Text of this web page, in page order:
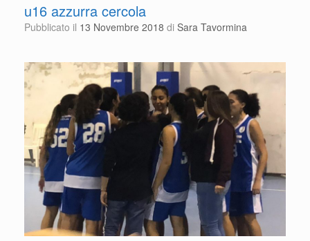
u16 azzurra cercola
Pubblicato il 13 Novembre 2018 di Sara Tavormina